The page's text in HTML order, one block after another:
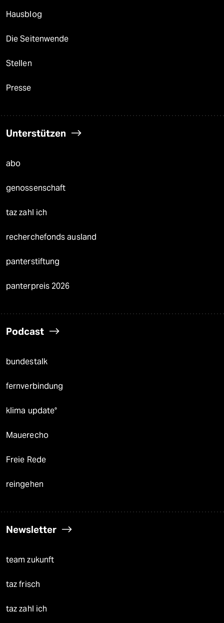
Hausblog
Die Seitenwende
Stellen
Presse
Unterstützen
abo
genossenschaft
taz zahl ich
recherchefonds ausland
panterstiftung
panterpreis 2026
Podcast
bundestalk
fernverbindung
klima update°
Mauerecho
Freie Rede
reingehen
Newsletter
team zukunft
taz frisch
taz zahl ich